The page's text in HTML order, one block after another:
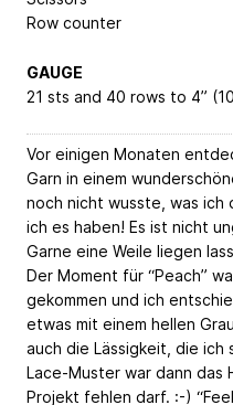
Row counter
GAUGE
21 sts and 40 rows to 4”
Vor einigen Monaten
Garn in einem
noch nicht wusste, was ich
ich es haben! Es ist nicht
Garne eine Weile liegen
Der Moment für “Peach”
gekommen und ich
etwas mit einem hellen
auch die Lässigkeit, die ich
Lace-Muster war dann das
Projekt fehlen darf. :-)